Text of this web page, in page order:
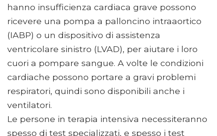
hanno insufficienza cardiaca grave possono
ricevere una pompa a palloncino intraaortico
(IABP) o un dispositivo di assistenza
ventricolare sinistro (LVAD), per aiutare i loro
cuori a pompare sangue. A volte le condizioni
cardiache possono portare a gravi problemi
respiratori, quindi sono disponibili anche i
ventilatori.
Le persone in terapia intensiva necessiteranno
spesso di test specializzati, e spesso i test